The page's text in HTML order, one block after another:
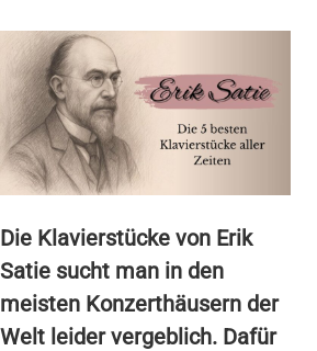
Die Klavierstücke von Erik
Satie sucht man in den
meisten Konzerthäusern der
Welt leider vergeblich. Dafür